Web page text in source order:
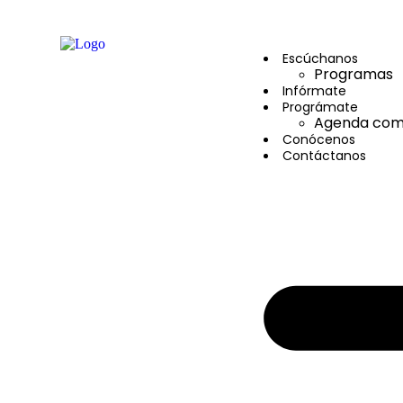
Escúchanos
Programas
Infórmate
Prográmate
Agenda
Conócenos
Contáctanos